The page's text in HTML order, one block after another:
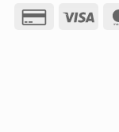
Credit
Visa